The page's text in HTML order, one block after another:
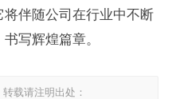
伴随公司在行业中不断
写辉煌篇章。
载请注明出处：